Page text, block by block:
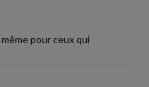
pour ceux qui